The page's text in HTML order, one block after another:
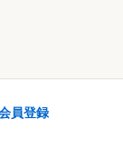
員登録